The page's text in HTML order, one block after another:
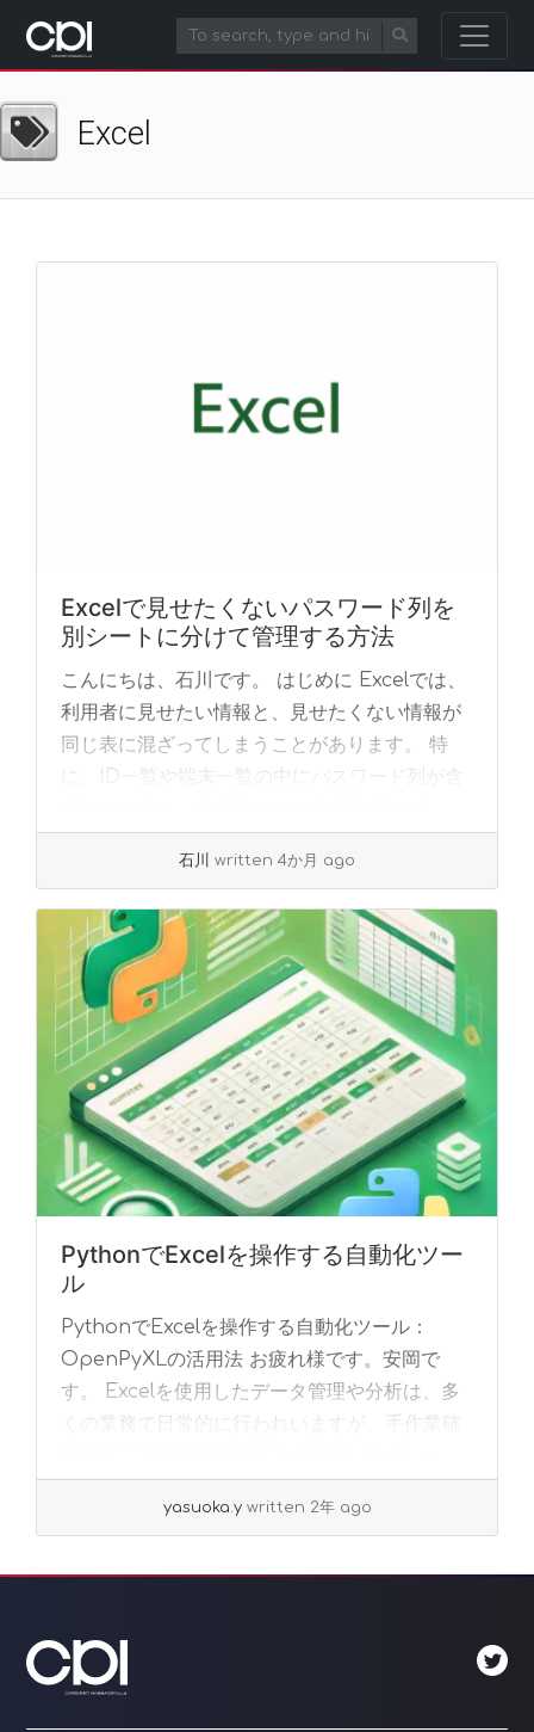
Excel
Excelで見せたくないパスワード列を
別シートに分けて管理する方法
こんにちは、石川です。 はじめに Excelでは、
利用者に見せたい情報と、見せたくない情報が
同じ表に混ざってしまうことがあります。 特
に、ID一覧や端末一覧の中にパスワード列が含
石川 written 4か月 ago
PythonでExcelを操作する自動化ツー
ル
PythonでExcelを操作する自動化ツール：
OpenPyXLの活用法 お疲れ様です。安岡で
す。 Excelを使用したデータ管理や分析は、多
くの業務で日常的に行われいますが、手作業確
yasuoka.y written 2年 ago